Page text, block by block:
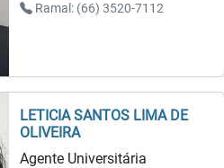
Ramal: (66) 3520-7112
LETICIA SANTOS LIMA DE
OLIVEIRA
Agente Universitária